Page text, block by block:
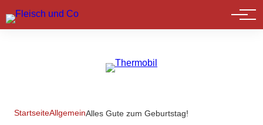
Marktführer
StartseiteAllgemeinAlles Gute zum Geburtstag!